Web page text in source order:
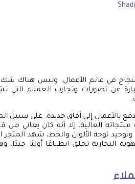
في عالم الأعمال. وليس هناك
عن تصورات وتجارب العملاء التي
بالأعمال إلى آفاق جديدة. على سبيل
العالية، إلا أنه كان يعاني من
لوحة الألوان والخط، شهد المتجر
التجارية تخلق انطباعًا أوليًا جيدًا،